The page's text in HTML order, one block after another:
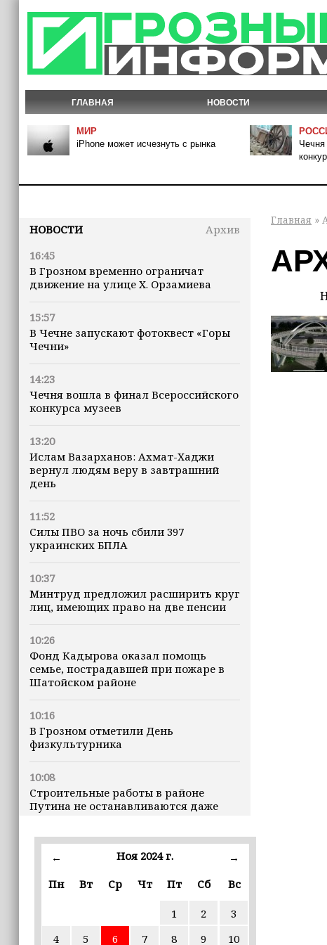
ГЛАВНАЯ НОВОСТИ
МИР
iPhone может исчезнуть с рынка
НОВОСТИ
Архив
16:45
В Грозном временно ограничат
движение на улице Х. Орзамиева
15:57
В Чечне запускают фотоквест «Горы
Чечни»
14:23
Чечня вошла в финал Всероссийского
конкурса музеев
13:20
Ислам Вазарханов: Ахмат-Хаджи
вернул людям веру в завтрашний
день
11:52
Силы ПВО за ночь сбили 397
украинских БПЛА
10:37
Минтруд предложил расширить круг
лиц, имеющих право на две пенсии
10:26
Фонд Кадырова оказал помощь
семье, пострадавшей при пожаре в
Шатойском районе
10:16
В Грозном отметили День
физкультурника
10:08
Строительные работы в районе
Путина не останавливаются даже
марта
В пяти школах столицы обновляют
← Ноя 2024 г.
→
Пн
Вт Ср Чт Пт Сб Вс
1 2
3
4
5 6 7 8 9 10
Главная »